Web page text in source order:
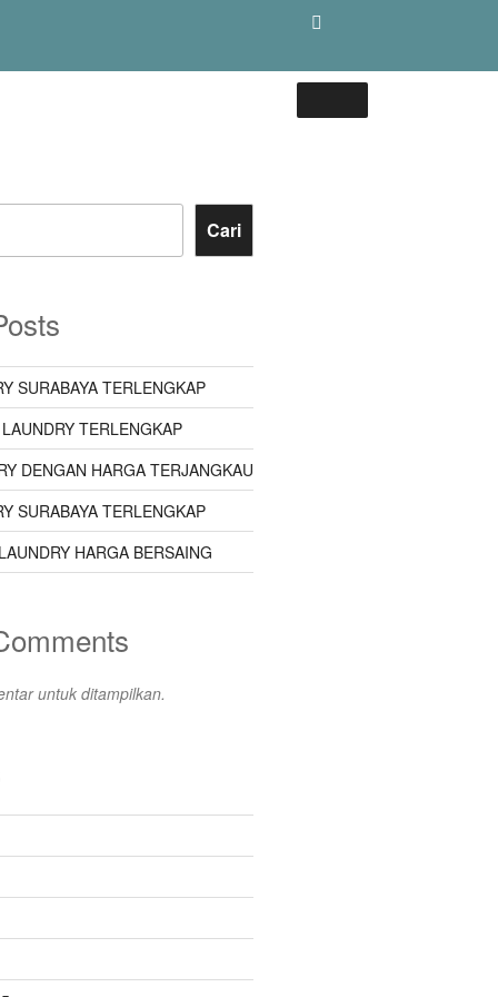
Cari
SURABAYA TERLENGKAP
TERLENGKAP
DENGAN HARGA TERJANGKAU
SURABAYA TERLENGKAP
HARGA BERSAING
untuk ditampilkan.